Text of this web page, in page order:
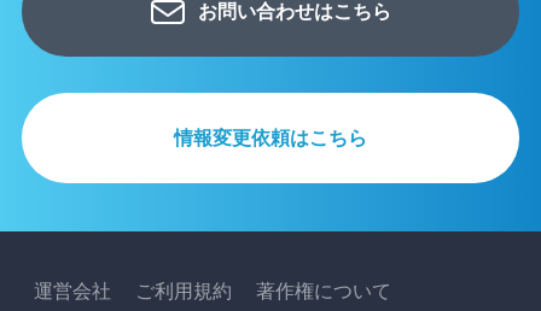
お問い合わせはこちら
情報変更依頼はこちら
運営会社 ご利用規約
著作権について